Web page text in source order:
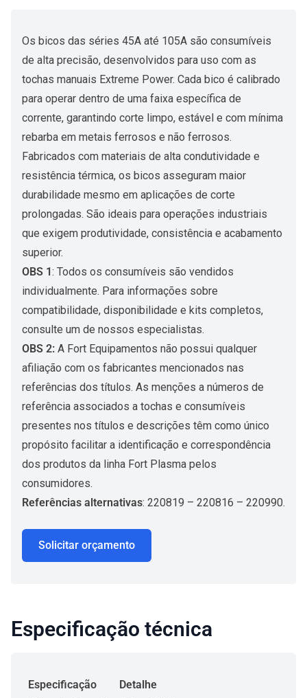
Os bicos das séries 45A até 105A são consumíveis
de alta precisão, desenvolvidos para uso com as
tochas manuais Extreme Power. Cada bico é calibrado
para operar dentro de uma faixa específica de
corrente, garantindo corte limpo, estável e com mínima
rebarba em metais ferrosos e não ferrosos.
Fabricados com materiais de alta condutividade e
resistência térmica, os bicos asseguram maior
durabilidade mesmo em aplicações de corte
prolongadas. São ideais para operações industriais
que exigem produtividade, consistência e acabamento
superior.
OBS 1: Todos os consumíveis são vendidos
individualmente. Para informações sobre
compatibilidade, disponibilidade e kits completos,
consulte um de nossos especialistas.
OBS 2: A Fort Equipamentos não possui qualquer
afiliação com os fabricantes mencionados nas
referências dos títulos. As menções a números de
referência associados a tochas e consumíveis
presentes nos títulos e descrições têm como único
propósito facilitar a identificação e correspondência
dos produtos da linha Fort Plasma pelos
consumidores.
Referências alternativas: 220819 – 220816 – 220990.
Solicitar orçamento
Especificação técnica
Especificação
Detalhe